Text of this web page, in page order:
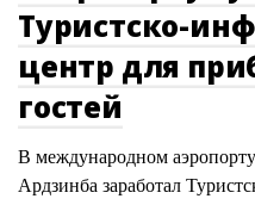
Туристско-
центр для
гостей
В международном
Ардзинба заработал